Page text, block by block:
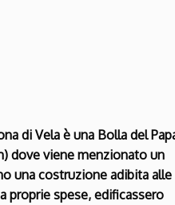
di Vela è una Bolla del
dove viene menzionato un
una costruzione adibita alle
proprie spese, edificassero